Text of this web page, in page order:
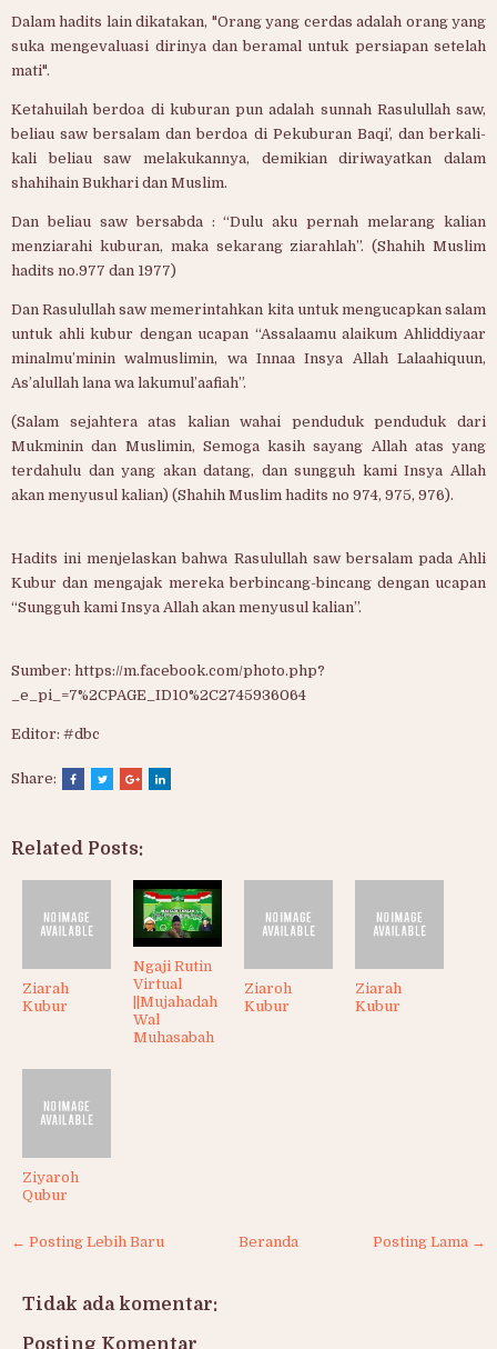
Dalam hadits lain dikatakan, "Orang yang cerdas adalah orang yang
suka mengevaluasi dirinya dan beramal untuk persiapan setelah
mati".
Ketahuilah berdoa di kuburan pun adalah sunnah Rasulullah saw,
beliau saw bersalam dan berdoa di Pekuburan Baqi’, dan berkali-
kali beliau saw melakukannya, demikian diriwayatkan dalam
shahihain Bukhari dan Muslim.
Dan beliau saw bersabda : “Dulu aku pernah melarang kalian
menziarahi kuburan, maka sekarang ziarahlah”. (Shahih Muslim
hadits no.977 dan 1977)
Dan Rasulullah saw memerintahkan kita untuk mengucapkan salam
untuk ahli kubur dengan ucapan “Assalaamu alaikum Ahliddiyaar
minalmu’minin walmuslimin, wa Innaa Insya Allah Lalaahiquun,
As’alullah lana wa lakumul’aafiah”.
(Salam sejahtera atas kalian wahai penduduk penduduk dari
Mukminin dan Muslimin, Semoga kasih sayang Allah atas yang
terdahulu dan yang akan datang, dan sungguh kami Insya Allah
akan menyusul kalian) (Shahih Muslim hadits no 974, 975, 976).
Hadits ini menjelaskan bahwa Rasulullah saw bersalam pada Ahli
Kubur dan mengajak mereka berbincang-bincang dengan ucapan
“Sungguh kami Insya Allah akan menyusul kalian”.
Sumber: https://m.facebook.com/photo.php?
_e_pi_=7%2CPAGE_ID10%2C2745936064
Editor: #dbc
Share:
Related Posts:
Ziarah
Kubur
Ngaji Rutin
Virtual
||Mujahadah
Wal
Muhasabah
Ziaroh
Kubur
Ziarah
Kubur
Ziyaroh
Qubur
← Posting Lebih Baru Posting Lama →
Beranda
Tidak ada komentar:
Posting Komentar